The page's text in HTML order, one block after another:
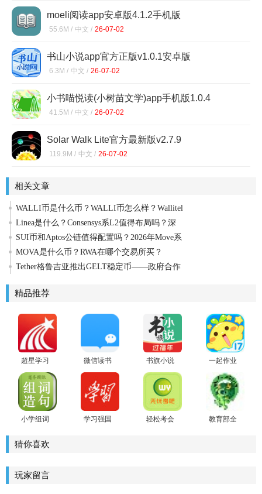
moeli阅读app安卓版4.1.2手机版
55.6M / 中文 / 26-07-02
书山小说app官方正版v1.0.1安卓版
6.3M / 中文 / 26-07-02
小书喵悦读(小树苗文学)app手机版1.0.4
41.5M / 中文 / 26-07-02
Solar Walk Lite官方最新版v2.7.9
119.9M / 中文 / 26-07-02
相关文章
WALLI币是什么币？WALLI币怎么样？Wallitel
Linea是什么？Consensys系L2值得布局吗？深
SUI币和Aptos公链值得配置吗？2026年Move系
MOVA是什么币？RWA在哪个交易所买？
Tether格鲁吉亚推出GELT稳定币——政府合作
精品推荐
超星学习
通最新版
微信读书
app
书旗小说
最新版
一起作业
学生安卓
版
小学组词
学习强国
轻松考会
教育部全
猜你喜欢
玩家留言